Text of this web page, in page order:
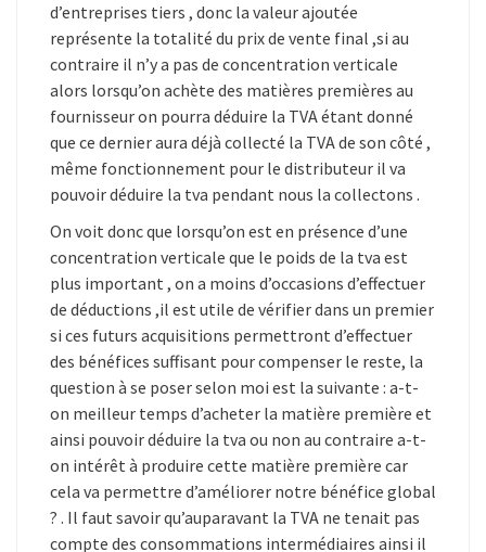
d’entreprises tiers , donc la valeur ajoutée
représente la totalité du prix de vente final ,si au
contraire il n’y a pas de concentration verticale
alors lorsqu’on achète des matières premières au
fournisseur on pourra déduire la TVA étant donné
que ce dernier aura déjà collecté la TVA de son côté ,
même fonctionnement pour le distributeur il va
pouvoir déduire la tva pendant nous la collectons .
On voit donc que lorsqu’on est en présence d’une
concentration verticale que le poids de la tva est
plus important , on a moins d’occasions d’effectuer
de déductions ,il est utile de vérifier dans un premier
si ces futurs acquisitions permettront d’effectuer
des bénéfices suffisant pour compenser le reste, la
question à se poser selon moi est la suivante : a-t-
on meilleur temps d’acheter la matière première et
ainsi pouvoir déduire la tva ou non au contraire a-t-
on intérêt à produire cette matière première car
cela va permettre d’améliorer notre bénéfice global
? . Il faut savoir qu’auparavant la TVA ne tenait pas
compte des consommations intermédiaires ainsi il